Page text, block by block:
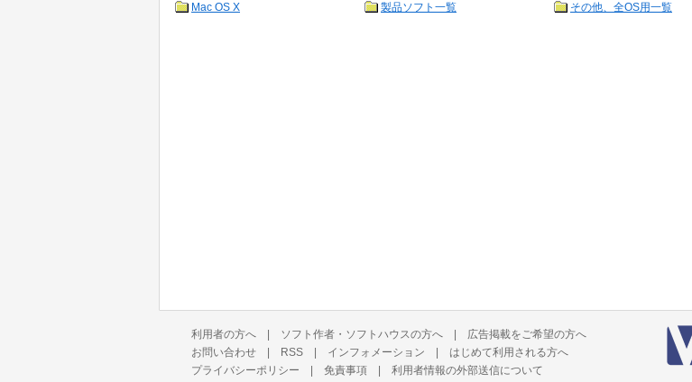
Mac OS X
製品ソフト一覧 その他、全OS用一覧
利用者の方へ | ソフト作者・ソフトハウスの方へ | 広告掲載をご希望の方へ
お問い合わせ | RSS | インフォメーション | はじめて利用される方へ
プライバシーポリシー | 免責事項 | 利用者情報の外部送信について